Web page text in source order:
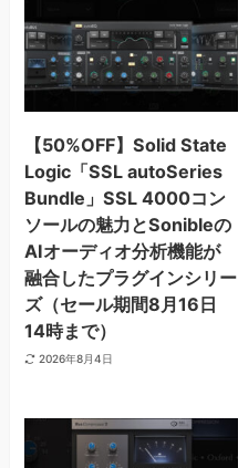
【50%OFF】Solid State
Logic「SSL autoSeries
Bundle」SSL 4000コン
ソールの魅力とSonibleの
AIオーディオ分析機能が
融合したプラグインシリー
ズ（セール期間8月16日
14時まで）
2026年8月4日